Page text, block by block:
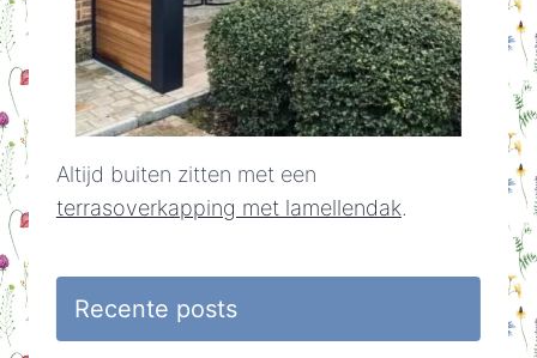
Altijd buiten zitten met een
terrasoverkapping met lamellendak.
Recente posts